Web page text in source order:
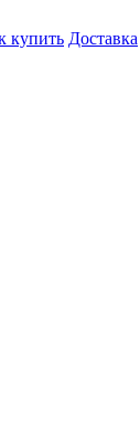
купить Доставка